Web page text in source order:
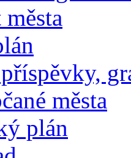
města
plán